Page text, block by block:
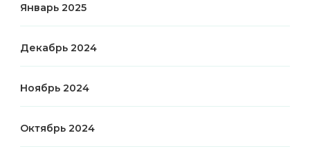
Январь 2025
Декабрь 2024
Ноябрь 2024
Октябрь 2024